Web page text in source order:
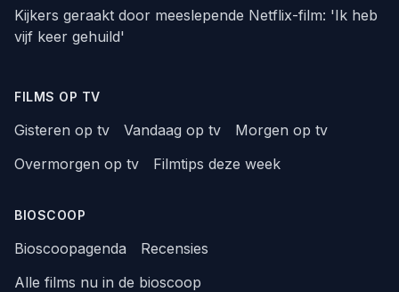
Kijkers geraakt door meeslepende Netflix-film: 'Ik heb
vijf keer gehuild'
FILMS OP TV
Gisteren op tv Vandaag op tv
Morgen op tv
Overmorgen op tv
Filmtips deze week
BIOSCOOP
Bioscoopagenda
Recensies
Alle films nu in de bioscoop